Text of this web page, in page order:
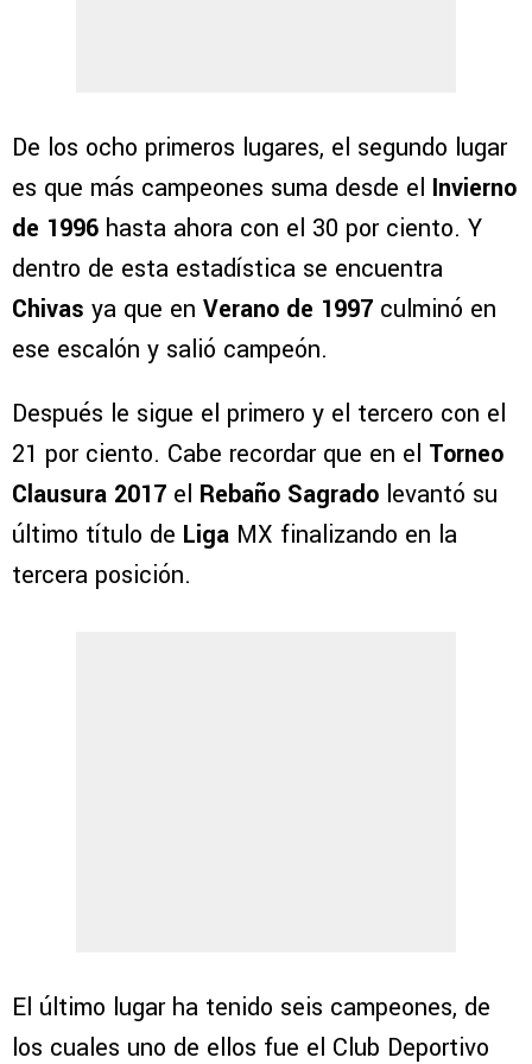
De los ocho primeros lugares, el segundo lugar
es que más campeones suma desde el Invierno
de 1996 hasta ahora con el 30 por ciento. Y
dentro de esta estadística se encuentra
Chivas ya que en Verano de 1997 culminó en
ese escalón y salió campeón.
Después le sigue el primero y el tercero con el
21 por ciento. Cabe recordar que en el Torneo
Clausura 2017 el Rebaño Sagrado levantó su
último título de Liga MX finalizando en la
tercera posición.
El último lugar ha tenido seis campeones, de
los cuales uno de ellos fue el Club Deportivo